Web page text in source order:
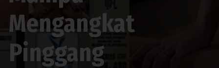
Mengangkat
Pinggang